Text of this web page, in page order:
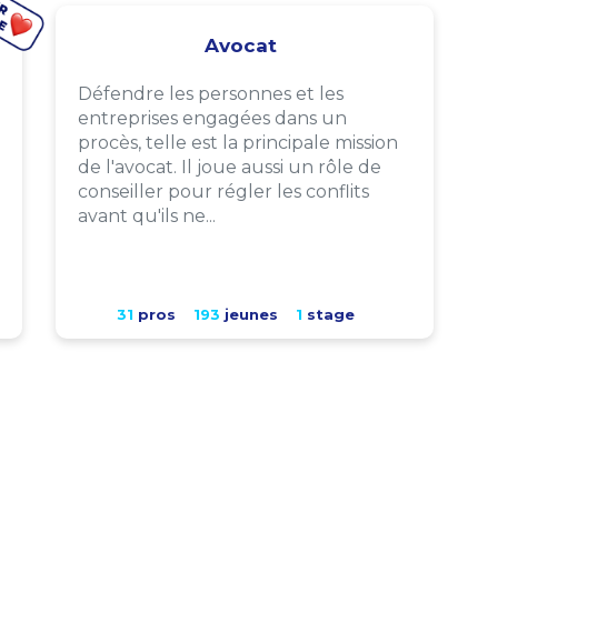
Avocat
Défendre les personnes et les
entreprises engagées dans un
procès, telle est la principale mission
de l'avocat. Il joue aussi un rôle de
conseiller pour régler les conflits
avant qu'ils ne...
31 pros 193 jeunes 1 stage